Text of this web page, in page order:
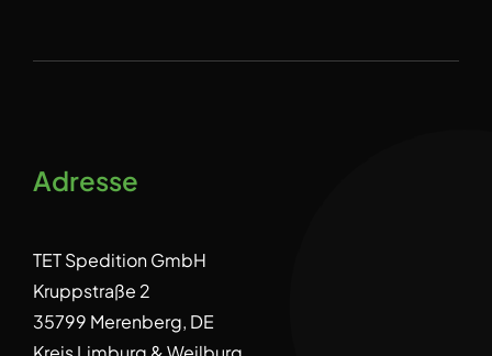
Adresse
TET Spedition GmbH
Kruppstraße 2
35799 Merenberg, DE